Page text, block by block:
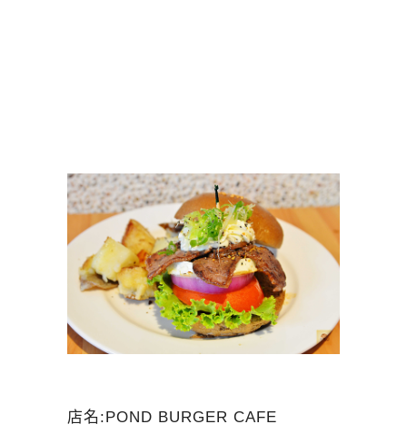
店名:POND BURGER CAFE